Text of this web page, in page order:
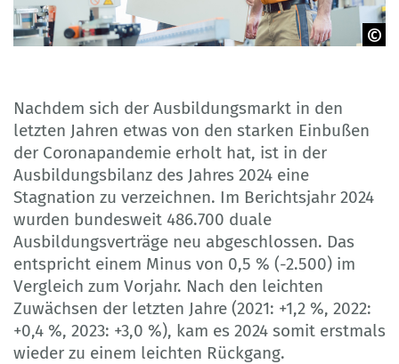
Nachdem sich der Ausbildungsmarkt in den
letzten Jahren etwas von den starken Einbußen
der Coronapandemie erholt hat, ist in der
Ausbildungsbilanz des Jahres 2024 eine
Stagnation zu verzeichnen. Im Berichtsjahr 2024
wurden bundesweit 486.700 duale
Ausbildungsverträge neu abgeschlossen. Das
entspricht einem Minus von 0,5 % (-2.500) im
Vergleich zum Vorjahr. Nach den leichten
Zuwächsen der letzten Jahre (2021: +1,2 %, 2022:
+0,4 %, 2023: +3,0 %), kam es 2024 somit erstmals
wieder zu einem leichten Rückgang.